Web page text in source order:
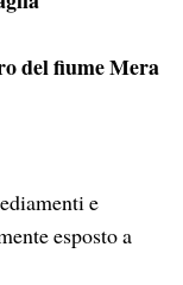
del fiume Mera
e
esposto a